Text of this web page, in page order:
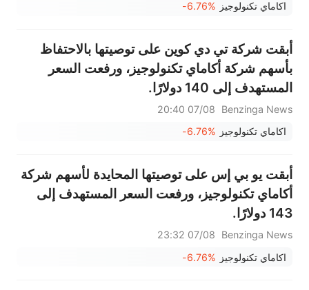
اكاماي تكنولوجيز -6.76%
أبقت شركة تي دي كوين على توصيتها بالاحتفاظ
بأسهم شركة أكاماي تكنولوجيز، ورفعت السعر
المستهدف إلى 140 دولارًا.
Benzinga News
07/08 20:40
اكاماي تكنولوجيز -6.76%
أبقت يو بي إس على توصيتها المحايدة لأسهم شركة
أكاماي تكنولوجيز، ورفعت السعر المستهدف إلى
143 دولارًا.
Benzinga News
07/08 23:32
اكاماي تكنولوجيز -6.76%